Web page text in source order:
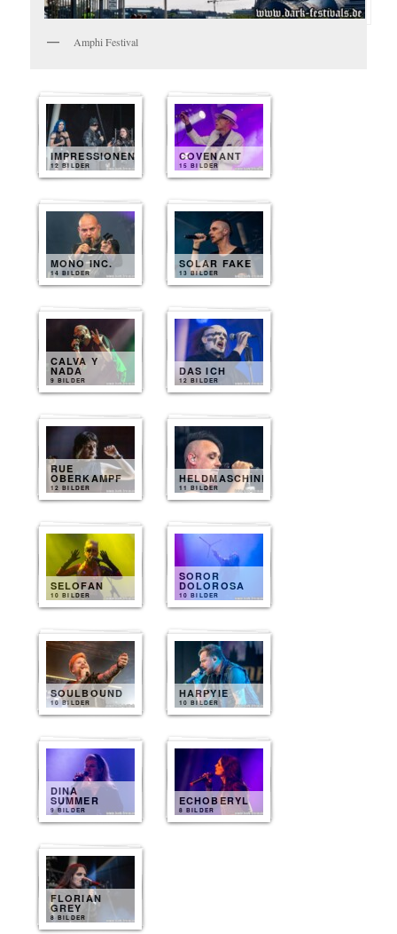
Amphi Festival
IMPRESSIONEN
12 BILDER
COVENANT
15 BILDER
MONO INC.
14 BILDER
SOLAR FAKE
13 BILDER
CALVA Y
NADA
9 BILDER
DAS ICH
12 BILDER
RUE
OBERKAMPF
12 BILDER
HELDMASCHINE
11 BILDER
SELOFAN
10 BILDER
SOROR
DOLOROSA
10 BILDER
SOULBOUND
10 BILDER
HARPYIE
10 BILDER
DINA
SUMMER
9 BILDER
ECHOBERYL
8 BILDER
FLORIAN
GREY
8 BILDER